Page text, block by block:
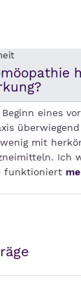
eines
mit
Ich
funktioniert